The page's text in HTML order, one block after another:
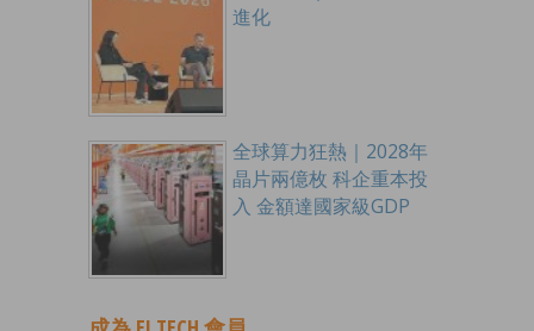
進化
全球算力狂熱｜2028年
晶片兩億枚 科企重本投
入 金額達國家級GDP